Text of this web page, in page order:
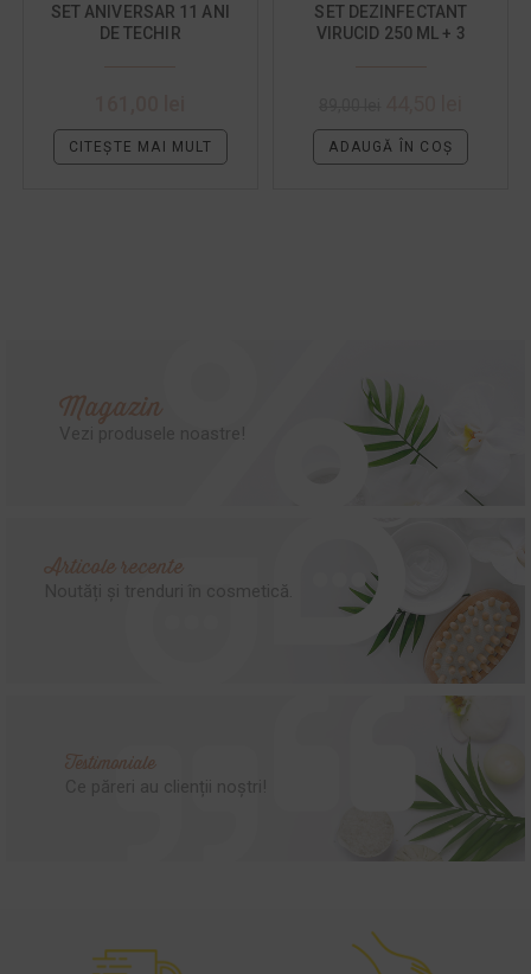
SET ANIVERSAR 11 ANI
DE TECHIR
CITEȘTE MAI MULT
SET DEZINFECTANT
VIRUCID 250 ML + 3
ADAUGĂ ÎN COȘ
Magazin
Vezi produsele noastre!
Articole recente
Noutăți și trenduri în cosmetică.
Testimoniale
Ce păreri au clienții noștri!